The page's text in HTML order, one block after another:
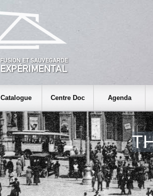
Catalogue Centre Doc Agenda